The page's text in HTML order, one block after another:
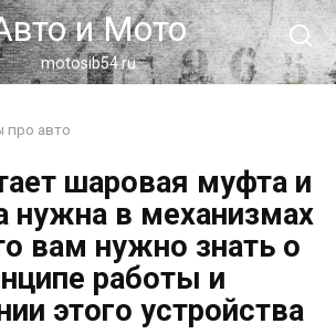
и Мото
motosib54.ru
про авто
шаровая муфта и
нужна в механизмах
вам нужно знать о
работы и
этого устройства